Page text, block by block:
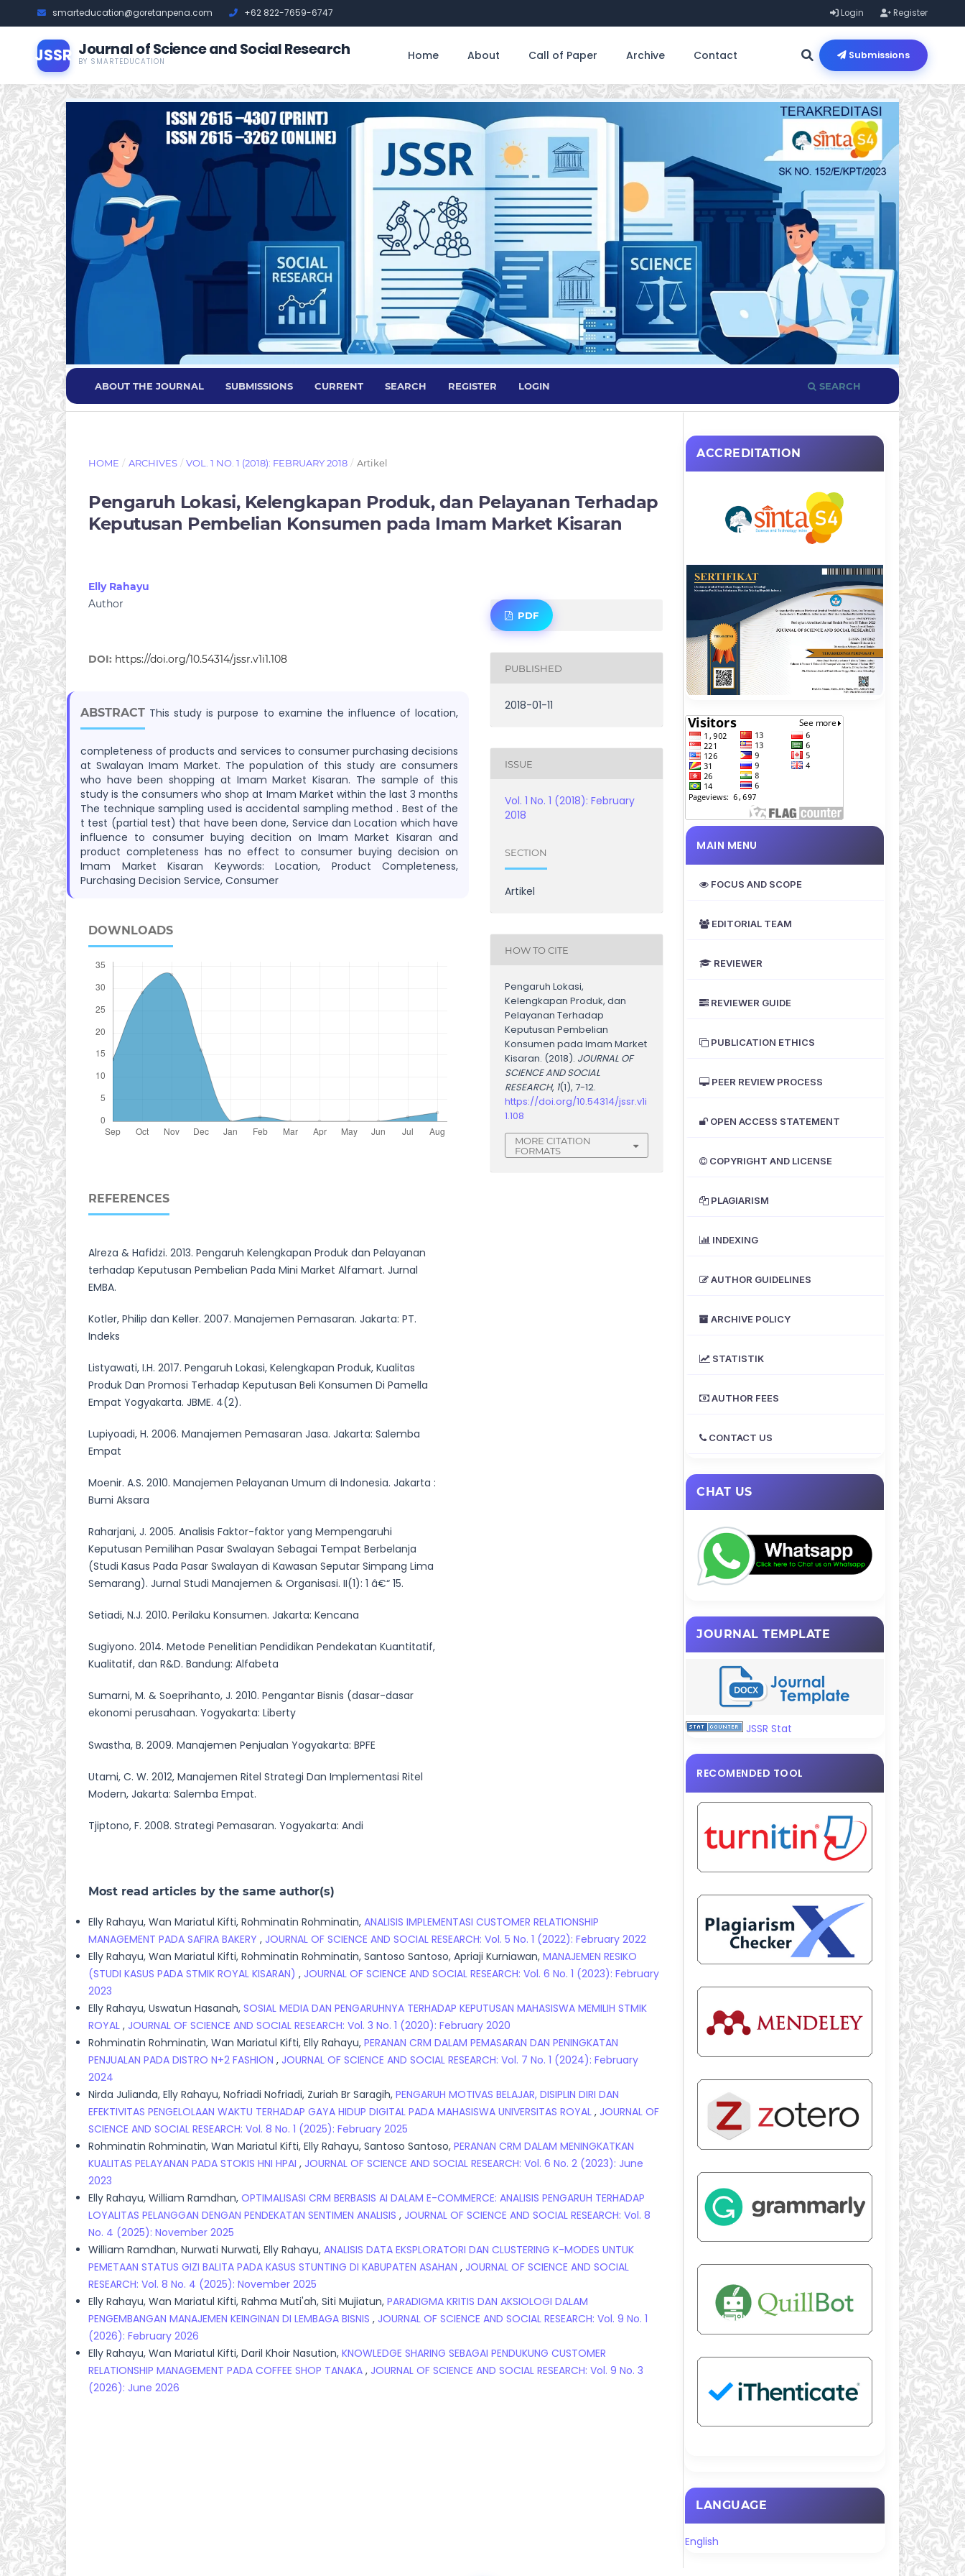
smarteducation@goretanpena.com +62 822-7659-6747 Login Register
JSSR Journal of Science and Social Research
BY SMARTEDUCATION Home About Call of Paper Archive Contact Submissions
ABOUT THE JOURNAL SUBMISSIONS CURRENT SEARCH REGISTER LOGIN SEARCH
HOME / ARCHIVES / VOL. 1 NO. 1 (2018): FEBRUARY 2018 / Artikel
Pengaruh Lokasi, Kelengkapan Produk, dan Pelayanan Terhadap
Keputusan Pembelian Konsumen pada Imam Market Kisaran
Elly Rahayu
Author
DOI: https://doi.org/10.54314/jssr.v1i1.108
ABSTRACT This study is purpose to examine the influence of location,
completeness of products and services to consumer purchasing decisions
at Swalayan Imam Market. The population of this study are consumers
who have been shopping at Imam Market Kisaran. The sample of this
study is the consumers who shop at Imam Market within the last 3 months
The technique sampling used is accidental sampling method . Best of the
t test (partial test) that have been done, Service dan Location which have
influence to consumer buying decition on Imam Market Kisaran and
product completeness has no effect to consumer buying decision on
Imam Market Kisaran Keywords: Location, Product Completeness,
Purchasing Decision Service, Consumer
DOWNLOADS
REFERENCES
Alreza & Hafidzi. 2013. Pengaruh Kelengkapan Produk dan Pelayanan
terhadap Keputusan Pembelian Pada Mini Market Alfamart. Jurnal
EMBA.
Kotler, Philip dan Keller. 2007. Manajemen Pemasaran. Jakarta: PT.
Indeks
Listyawati, I.H. 2017. Pengaruh Lokasi, Kelengkapan Produk, Kualitas
Produk Dan Promosi Terhadap Keputusan Beli Konsumen Di Pamella
Empat Yogyakarta. JBME. 4(2).
Lupiyoadi, H. 2006. Manajemen Pemasaran Jasa. Jakarta: Salemba
Empat
Moenir. A.S. 2010. Manajemen Pelayanan Umum di Indonesia. Jakarta :
Bumi Aksara
Raharjani, J. 2005. Analisis Faktor-faktor yang Mempengaruhi
Keputusan Pemilihan Pasar Swalayan Sebagai Tempat Berbelanja
(Studi Kasus Pada Pasar Swalayan di Kawasan Seputar Simpang Lima
Semarang). Jurnal Studi Manajemen & Organisasi. II(1): 1 â€“ 15.
Setiadi, N.J. 2010. Perilaku Konsumen. Jakarta: Kencana
Sugiyono. 2014. Metode Penelitian Pendidikan Pendekatan Kuantitatif,
Kualitatif, dan R&D. Bandung: Alfabeta
Sumarni, M. & Soeprihanto, J. 2010. Pengantar Bisnis (dasar-dasar
ekonomi perusahaan. Yogyakarta: Liberty
Swastha, B. 2009. Manajemen Penjualan Yogyakarta: BPFE
Utami, C. W. 2012, Manajemen Ritel Strategi Dan Implementasi Ritel
Modern, Jakarta: Salemba Empat.
Tjiptono, F. 2008. Strategi Pemasaran. Yogyakarta: Andi
PDF
PUBLISHED
2018-01-11
ISSUE
Vol. 1 No. 1 (2018): February
2018
SECTION
Artikel
HOW TO CITE
Pengaruh Lokasi,
Kelengkapan Produk, dan
Pelayanan Terhadap
Keputusan Pembelian
Konsumen pada Imam Market
Kisaran. (2018). JOURNAL OF
SCIENCE AND SOCIAL
RESEARCH, 1(1), 7-12.
https://doi.org/10.54314/jssr.v1i
1.108
MORE CITATION
FORMATS
Most read articles by the same author(s)
Elly Rahayu, Wan Mariatul Kifti, Rohminatin Rohminatin, ANALISIS IMPLEMENTASI CUSTOMER RELATIONSHIP
MANAGEMENT PADA SAFIRA BAKERY , JOURNAL OF SCIENCE AND SOCIAL RESEARCH: Vol. 5 No. 1 (2022): February 2022
Elly Rahayu, Wan Mariatul Kifti, Rohminatin Rohminatin, Santoso Santoso, Apriaji Kurniawan, MANAJEMEN RESIKO
(STUDI KASUS PADA STMIK ROYAL KISARAN) , JOURNAL OF SCIENCE AND SOCIAL RESEARCH: Vol. 6 No. 1 (2023): February
2023
Elly Rahayu, Uswatun Hasanah, SOSIAL MEDIA DAN PENGARUHNYA TERHADAP KEPUTUSAN MAHASISWA MEMILIH STMIK
ROYAL , JOURNAL OF SCIENCE AND SOCIAL RESEARCH: Vol. 3 No. 1 (2020): February 2020
Rohminatin Rohminatin, Wan Mariatul Kifti, Elly Rahayu, PERANAN CRM DALAM PEMASARAN DAN PENINGKATAN
PENJUALAN PADA DISTRO N+2 FASHION , JOURNAL OF SCIENCE AND SOCIAL RESEARCH: Vol. 7 No. 1 (2024): February
2024
Nirda Julianda, Elly Rahayu, Nofriadi Nofriadi, Zuriah Br Saragih, PENGARUH MOTIVAS BELAJAR, DISIPLIN DIRI DAN
EFEKTIVITAS PENGELOLAAN WAKTU TERHADAP GAYA HIDUP DIGITAL PADA MAHASISWA UNIVERSITAS ROYAL , JOURNAL OF
SCIENCE AND SOCIAL RESEARCH: Vol. 8 No. 1 (2025): February 2025
Rohminatin Rohminatin, Wan Mariatul Kifti, Elly Rahayu, Santoso Santoso, PERANAN CRM DALAM MENINGKATKAN
KUALITAS PELAYANAN PADA STOKIS HNI HPAI , JOURNAL OF SCIENCE AND SOCIAL RESEARCH: Vol. 6 No. 2 (2023): June
2023
Elly Rahayu, William Ramdhan, OPTIMALISASI CRM BERBASIS AI DALAM E-COMMERCE: ANALISIS PENGARUH TERHADAP
LOYALITAS PELANGGAN DENGAN PENDEKATAN SENTIMEN ANALISIS , JOURNAL OF SCIENCE AND SOCIAL RESEARCH: Vol. 8
No. 4 (2025): November 2025
William Ramdhan, Nurwati Nurwati, Elly Rahayu, ANALISIS DATA EKSPLORATORI DAN CLUSTERING K-MODES UNTUK
PEMETAAN STATUS GIZI BALITA PADA KASUS STUNTING DI KABUPATEN ASAHAN , JOURNAL OF SCIENCE AND SOCIAL
RESEARCH: Vol. 8 No. 4 (2025): November 2025
Elly Rahayu, Wan Mariatul Kifti, Rahma Muti'ah, Siti Mujiatun, PARADIGMA KRITIS DAN AKSIOLOGI DALAM
PENGEMBANGAN MANAJEMEN KEINGINAN DI LEMBAGA BISNIS , JOURNAL OF SCIENCE AND SOCIAL RESEARCH: Vol. 9 No. 1
(2026): February 2026
Elly Rahayu, Wan Mariatul Kifti, Daril Khoir Nasution, KNOWLEDGE SHARING SEBAGAI PENDUKUNG CUSTOMER
RELATIONSHIP MANAGEMENT PADA COFFEE SHOP TANAKA , JOURNAL OF SCIENCE AND SOCIAL RESEARCH: Vol. 9 No. 3
(2026): June 2026
ACCREDITATION
MAIN MENU
FOCUS AND SCOPE
EDITORIAL TEAM
REVIEWER
REVIEWER GUIDE
PUBLICATION ETHICS
PEER REVIEW PROCESS
OPEN ACCESS STATEMENT
COPYRIGHT AND LICENSE
PLAGIARISM
INDEXING
AUTHOR GUIDELINES
ARCHIVE POLICY
STATISTIK
AUTHOR FEES
CONTACT US
CHAT US
JOURNAL TEMPLATE
JSSR Stat
RECOMENDED TOOL
LANGUAGE
English